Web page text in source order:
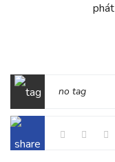
no tag